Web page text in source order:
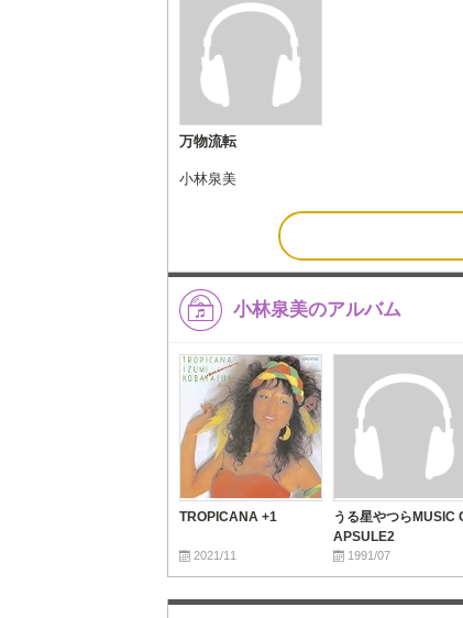
万物流転
小林泉美
小林泉美のアルバム
TROPICANA +1
2021/11
うる星やつらMUSIC
APSULE2
1991/07